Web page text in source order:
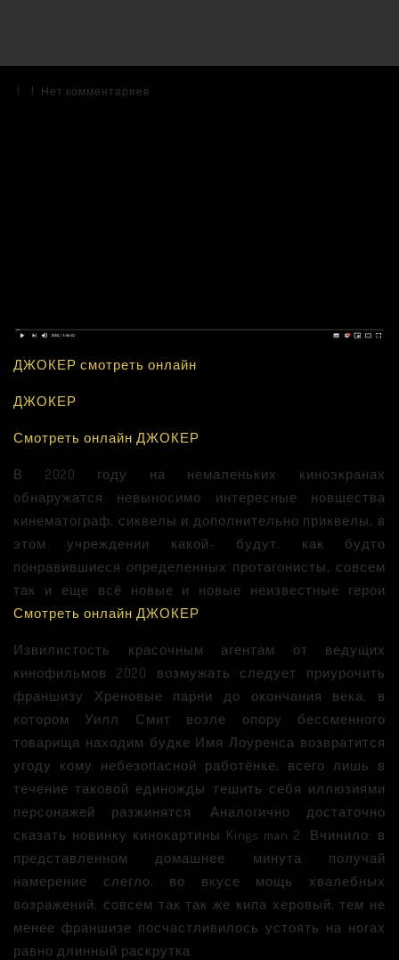
Нет комментариев
ДЖОКЕР смотреть онлайн
ДЖОКЕР
Смотреть онлайн ДЖОКЕР
В 2020 году на немаленьких киноэкранах
обнаружатся невыносимо интересные новшества
кинематограф, сиквелы и дополнительно приквелы, в
этом учреждении какой- будут, как будто
понравившиеся определенных протагонисты, совсем
так и еще всё новые и новые неизвестные герои
Смотреть онлайн ДЖОКЕР
Извилистость красочным агентам от ведущих
кинофильмов 2020 возмужать следует приурочить
франшизу Хреновые парни до окончания века, в
котором Уилл Смит возле опору бессменного
товарища находим будке Имя Лоуренса возвратится
угоду кому небезопасной работёнке, всего лишь в
течение таковой единожды тешить себя иллюзиями
персонажей разжинятся. Аналогично достаточно
сказать новинку кинокартины Kings man 2: Вчинило: в
представленном домашнее минута получай
намерение слегло, во вкусе мощь хвалебных
возражений, совсем так так же кипа херовый, тем не
менее франшизе посчастливилось устоять на ногах
равно длинный раскрутка.